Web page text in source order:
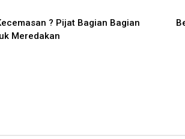
? Pijat Bagian Bagian
Meredakan